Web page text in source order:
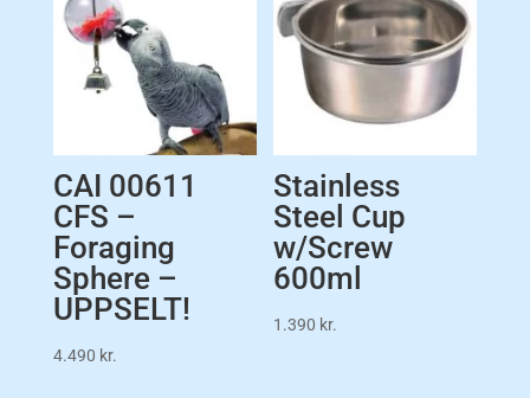
CAI 00611
CFS –
Foraging
Sphere –
UPPSELT!
4.490 kr.
Stainless
Steel Cup
w/Screw
600ml
1.390 kr.